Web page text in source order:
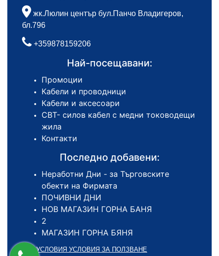
жк.Люлин център бул.Панчо Владигеров,
бл.796
+359878159206
Най-посещавани:
Промоции
Кабели и проводници
Кабели и аксесоари
СВТ- силов кабел с медни тоководещи
жила
Контакти
Последно добавени:
Неработни Дни - за Търговските
обекти на Фирмата
ПОЧИВНИ ДНИ
НОВ МАГАЗИН ГОРНА БАНЯ
2
МАГАЗИН ГОРНА БЯНЯ
ОБЩИ УСЛОВИЯ УСЛОВИЯ ЗА ПОЛЗВАНЕ